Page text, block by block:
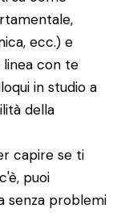
ecc.) e
linea con te
in studio a
della
capire se ti
puoi
senza problemi